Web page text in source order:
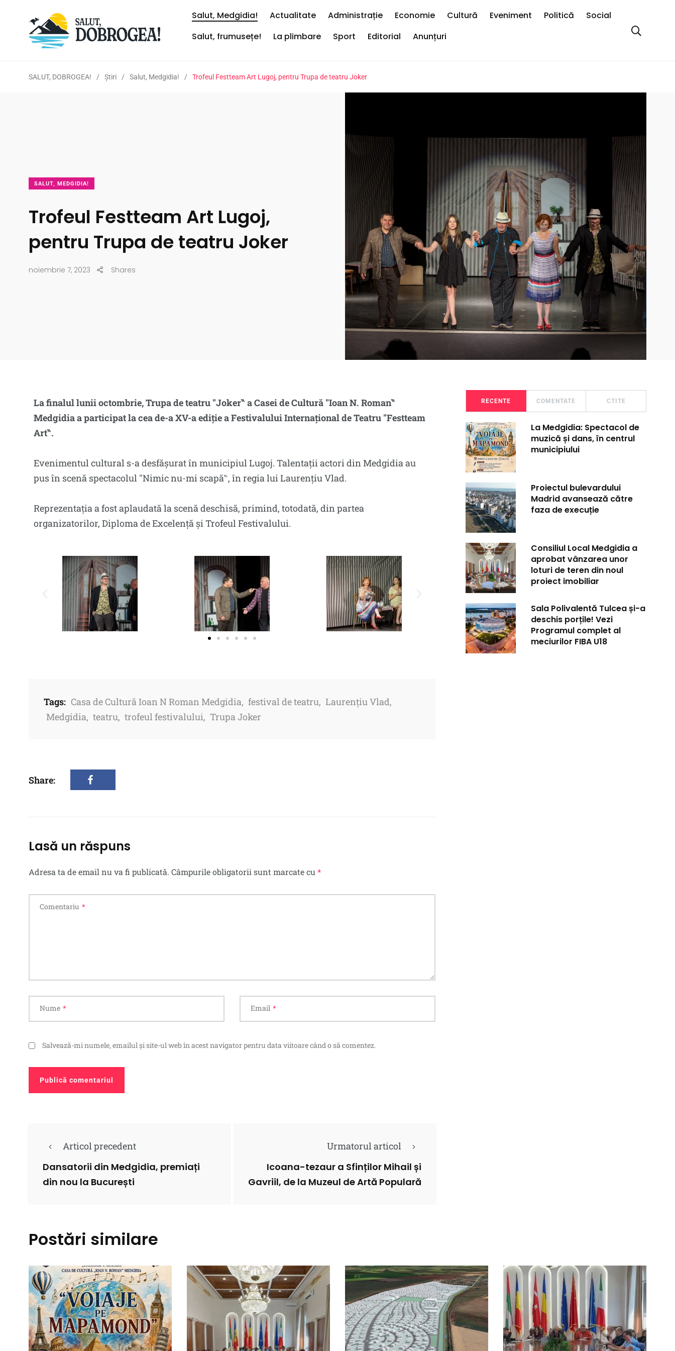
Salut, Medgidia! Actualitate Administrație Economie Cultură Eveniment Politică
Social
Salut, frumusețe!
La plimbare Sport Editorial Anunțuri
SALUT, DOBROGEA! / Ştiri / Salut, Medgidia! / Trofeul Festteam Art Lugoj, pentru Trupa de teatru Joker
SALUT, MEDGIDIA!
Trofeul Festteam Art Lugoj,
pentru Trupa de teatru Joker
noiembrie 7, 2023 Shares
La finalul lunii octombrie, Trupa de teatru ″Joker‶ a Casei de Cultură ″Ioan N. Roman‶
Medgidia a participat la cea de-a XV-a ediție a Festivalului Internațional de Teatru ″Festteam
Art‶.
Evenimentul cultural s-a desfășurat în municipiul Lugoj. Talentații actori din Medgidia au
pus în scenă spectacolul ″Nimic nu-mi scapă‶, în regia lui Laurențiu Vlad.
Reprezentația a fost aplaudată la scenă deschisă, primind, totodată, din partea
organizatorilor, Diploma de Excelență și Trofeul Festivalului.
Tags: Casa de Cultură Ioan N Roman Medgidia, festival de teatru, Laurențiu Vlad,
Medgidia, teatru, trofeul festivalului, Trupa Joker
Share:
Lasă un răspuns
Adresa ta de email nu va fi publicată. Câmpurile obligatorii sunt marcate cu*
Comentariu *
Nume * Email *
Salvează-mi numele, emailul și site-ul web în acest navigator pentru data viitoare când o să comentez.
Articol precedent
Dansatorii din Medgidia, premiați
din nou la București
Urmatorul articol
Icoana-tezaur a Sfinților Mihail și
Gavriil, de la Muzeul de Artă Populară
RECENTE COMENTATE CTITE
La Medgidia: Spectacol de
muzică și dans, în centrul
municipiului
Proiectul bulevardului
Madrid avansează către
faza de execuție
Consiliul Local Medgidia a
aprobat vânzarea unor
loturi de teren din noul
proiect imobiliar
Sala Polivalentă Tulcea și-a
deschis porțile! Vezi
Programul complet al
meciurilor FIBA U18
Postări similare